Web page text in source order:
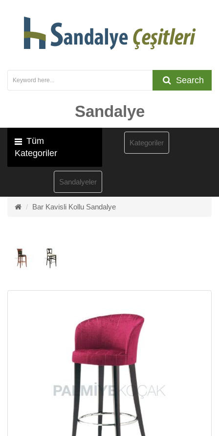
Search
Sandalye
Tüm
Kategoriler
Sandalyeler
Kategoriler
Bar Kavisli Kollu Sandalye